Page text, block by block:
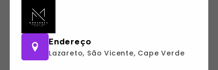
Endereço
Lazareto, São Vicente, Cape Verde